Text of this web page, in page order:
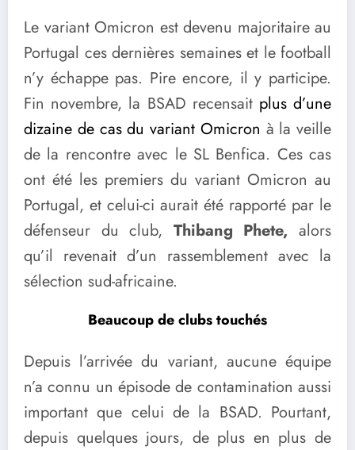
Le variant Omicron est devenu majoritaire au
Portugal ces dernières semaines et le football
n’y échappe pas. Pire encore, il y participe.
Fin novembre, la BSAD recensait plus d’une
dizaine de cas du variant Omicron à la veille
de la rencontre avec le SL Benfica. Ces cas
ont été les premiers du variant Omicron au
Portugal, et celui-ci aurait été rapporté par le
défenseur du club, Thibang Phete,alors
qu’il revenait d’un rassemblement avec la
sélection sud-africaine.
Beaucoup de clubs touchés
Depuis l’arrivée du variant, aucune équipe
n’a connu un épisode de contamination aussi
important que celui de la BSAD. Pourtant,
depuis quelques jours, de plus en plus de